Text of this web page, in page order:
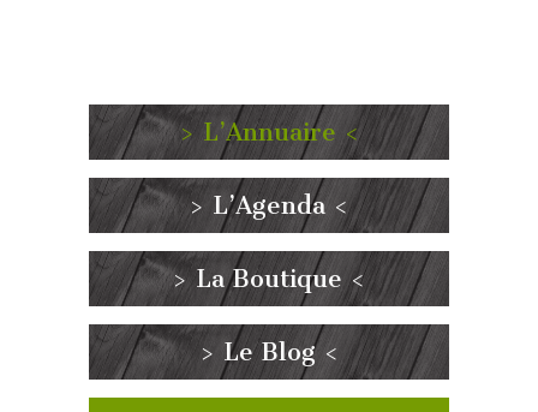
> L’Annuaire <
> L’Agenda <
> La Boutique <
> Le Blog <